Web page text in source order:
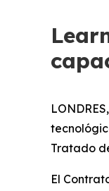
Tratado
El